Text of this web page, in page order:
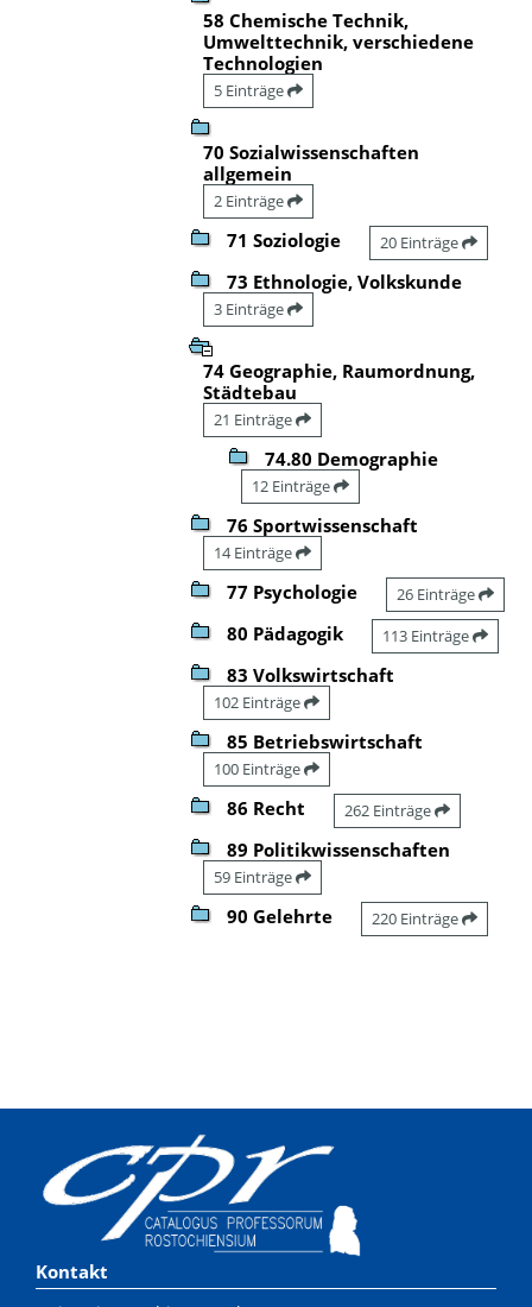
58 Chemische Technik,
Umwelttechnik, verschiedene
Technologien
5 Einträge
70 Sozialwissenschaften
allgemein
2 Einträge
71 Soziologie 20 Einträge
73 Ethnologie, Volkskunde
3 Einträge
74 Geographie, Raumordnung,
Städtebau
21 Einträge
74.80 Demographie
12 Einträge
76 Sportwissenschaft
14 Einträge
77 Psychologie 26 Einträge
80 Pädagogik 113 Einträge
83 Volkswirtschaft
102 Einträge
85 Betriebswirtschaft
100 Einträge
86 Recht 262 Einträge
89 Politikwissenschaften
59 Einträge
90 Gelehrte 220 Einträge
Kontakt